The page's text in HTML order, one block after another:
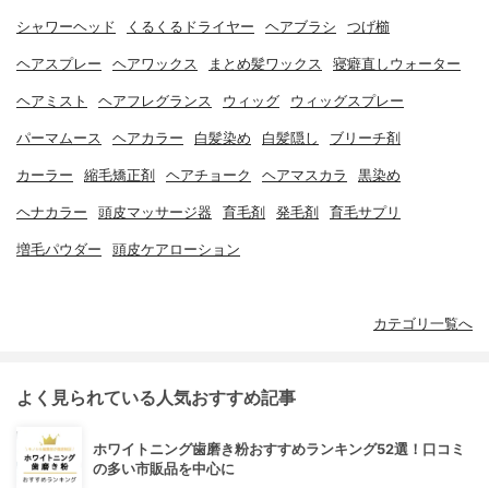
シャワーヘッド くるくるドライヤー ヘアブラシ つげ櫛
ヘアスプレー ヘアワックス まとめ髪ワックス 寝癖直しウォーター
ヘアミスト ヘアフレグランス ウィッグ ウィッグスプレー
パーマムース ヘアカラー 白髪染め 白髪隠し ブリーチ剤
カーラー 縮毛矯正剤 ヘアチョーク ヘアマスカラ 黒染め
ヘナカラー 頭皮マッサージ器 育毛剤 発毛剤 育毛サプリ
増毛パウダー 頭皮ケアローション
カテゴリ一覧へ
よく見られている人気おすすめ記事
ホワイトニング歯磨き粉おすすめランキング52選！口コミ
の多い市販品を中心に